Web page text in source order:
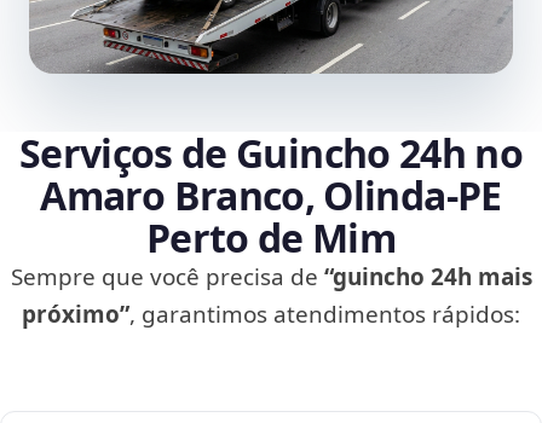
Serviços de Guincho 24h no
Amaro Branco, Olinda‑PE
Perto de Mim
Sempre que você precisa de “guincho 24h mais
próximo”, garantimos atendimentos rápidos: